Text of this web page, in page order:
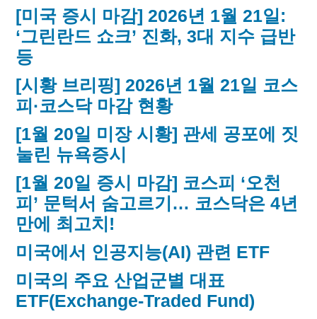
[미국 증시 마감] 2026년 1월 21일:
‘그린란드 쇼크’ 진화, 3대 지수 급반
등
[시황 브리핑] 2026년 1월 21일 코스
피·코스닥 마감 현황
[1월 20일 미장 시황] 관세 공포에 짓
눌린 뉴욕증시
[1월 20일 증시 마감] 코스피 ‘오천
피’ 문턱서 숨고르기… 코스닥은 4년
만에 최고치!
미국에서 인공지능(AI) 관련 ETF
미국의 주요 산업군별 대표
ETF(Exchange-Traded Fund)